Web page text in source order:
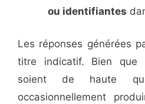
ou identifiantes
Les réponses générées
titre indicatif. Bien que
soient de haute
occasionnellement